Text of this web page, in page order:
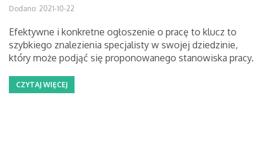
Dodano: 2021-10-22
Efektywne i konkretne ogłoszenie o pracę to klucz to
szybkiego znalezienia specjalisty w swojej dziedzinie,
który może podjąć się proponowanego stanowiska pracy.
CZYTAJ WIĘCEJ